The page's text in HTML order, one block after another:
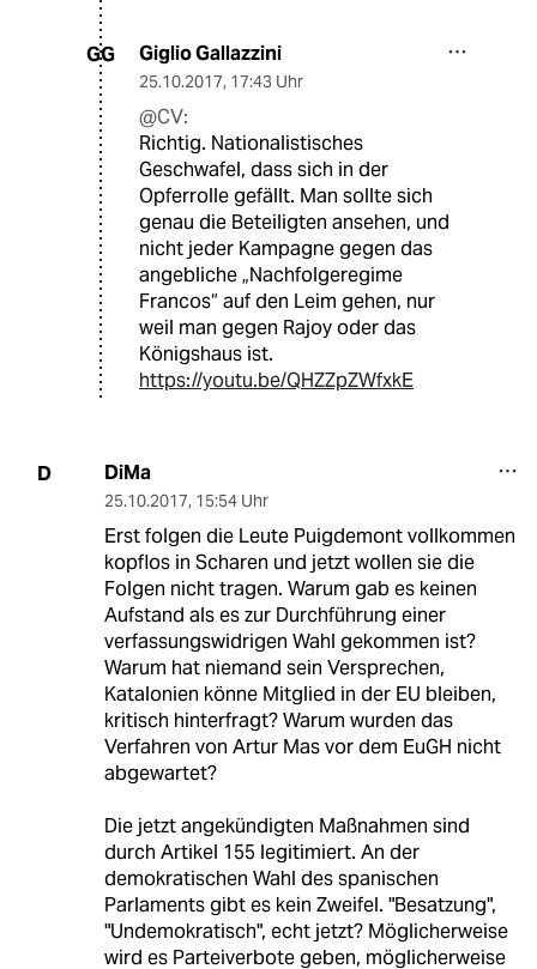
GG Giglio Gallazzini
25.10.2017, 17:43 Uhr
@CV:
Richtig. Nationalistisches
Geschwafel, dass sich in der
Opferrolle gefällt. Man sollte sich
genau die Beteiligten ansehen, und
nicht jeder Kampagne gegen das
angebliche „Nachfolgeregime
Francos“ auf den Leim gehen, nur
weil man gegen Rajoy oder das
Königshaus ist.
https://youtu.be/QHZZpZWfxkE
D DiMa
25.10.2017, 15:54 Uhr
Erst folgen die Leute Puigdemont vollkommen
kopflos in Scharen und jetzt wollen sie die
Folgen nicht tragen. Warum gab es keinen
Aufstand als es zur Durchführung einer
verfassungswidrigen Wahl gekommen ist?
Warum hat niemand sein Versprechen,
Katalonien könne Mitglied in der EU bleiben,
kritisch hinterfragt? Warum wurden das
Verfahren von Artur Mas vor dem EuGH nicht
abgewartet?
Die jetzt angekündigten Maßnahmen sind
durch Artikel 155 legitimiert. An der
demokratischen Wahl des spanischen
Parlaments gibt es kein Zweifel. "Besatzung",
"Undemokratisch", echt jetzt? Möglicherweise
wird es Parteiverbote geben, möglicherweise